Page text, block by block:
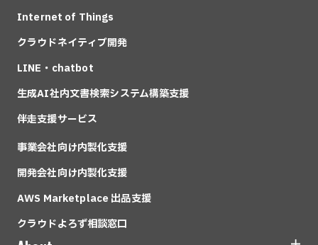
Internet of Things
クラウドネイティブ開発
LINE・chatbot
生成AI社内文書検索システム構築支援
伴走支援サービス
事業会社向け内製化支援
開発会社向け内製化支援
AWS Marketplace 出品支援
クラウドよろず相談窓口